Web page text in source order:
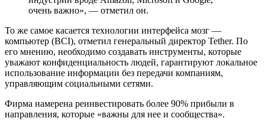
очень важно», — отметил он.
То же самое касается технологии интерфейса мозг —
компьютер (BCI), отметил генеральный директор Tether. По
его мнению, необходимо создавать инструменты, которые
уважают конфиденциальность людей, гарантируют локальное
использование информации без передачи компаниям,
управляющим социальными сетями.
Фирма намерена реинвестировать более 90% прибыли в
направления, которые «важны для нее и сообщества».